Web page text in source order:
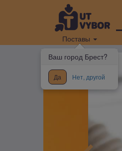
Поставы
Ваш город Брест?
Да Нет, другой